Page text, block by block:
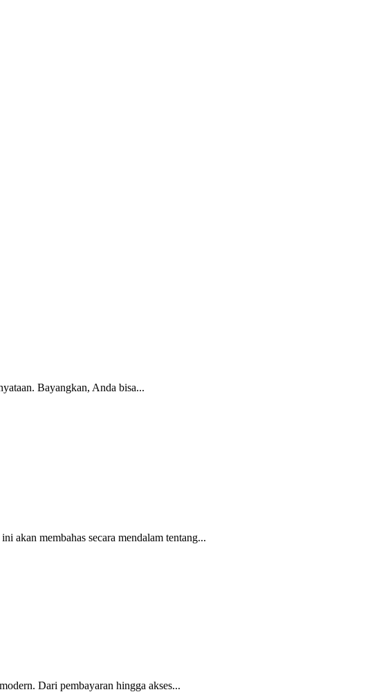
Bayangkan, Anda bisa...
akan membahas secara mendalam tentang...
Dari pembayaran hingga akses...